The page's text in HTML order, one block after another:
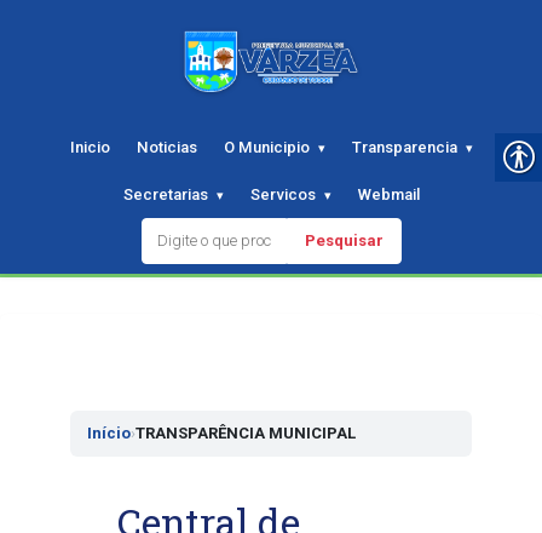
Inicio Noticias O Municipio Transparencia
Secretarias Servicos Webmail
Pesquisar
Início›TRANSPARÊNCIA MUNICIPAL
Central de